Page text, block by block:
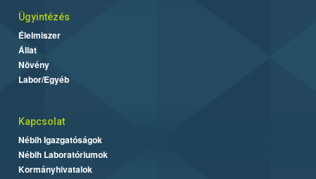
Ügyintézés
Élelmiszer
Állat
Növény
Labor/Egyéb
Kapcsolat
Nébih Igazgatóságok
Nébih Laboratóriumok
Kormányhivatalok